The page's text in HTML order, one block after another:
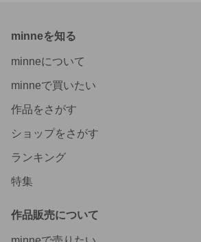
minneを知る
minneについて
minneで買いたい
作品をさがす
ショップをさがす
ランキング
特集
作品販売について